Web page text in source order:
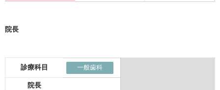
院長
診療科目 一般歯科
院長